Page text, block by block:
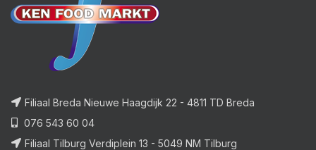
Filiaal Breda Nieuwe Haagdijk 22 - 4811 TD Breda
076 543 60 04
Filiaal Tilburg Verdiplein 13 - 5049 NM Tilburg